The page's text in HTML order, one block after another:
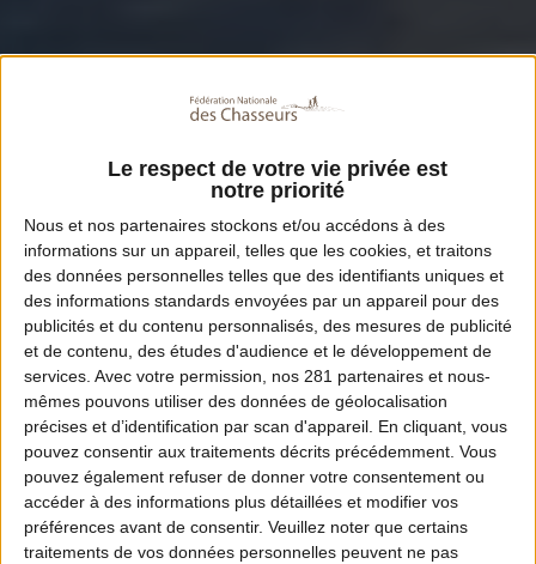
Le respect de votre vie privée est
notre priorité
Nous et nos partenaires stockons et/ou accédons à des
informations sur un appareil, telles que les cookies, et traitons
des données personnelles telles que des identifiants uniques et
des informations standards envoyées par un appareil pour des
publicités et du contenu personnalisés, des mesures de publicité
et de contenu, des études d'audience et le développement de
services. Avec votre permission, nos 281 partenaires et nous-
mêmes pouvons utiliser des données de géolocalisation
précises et d’identification par scan d'appareil. En cliquant, vous
pouvez consentir aux traitements décrits précédemment. Vous
pouvez également refuser de donner votre consentement ou
accéder à des informations plus détaillées et modifier vos
préférences avant de consentir. Veuillez noter que certains
traitements de vos données personnelles peuvent ne pas